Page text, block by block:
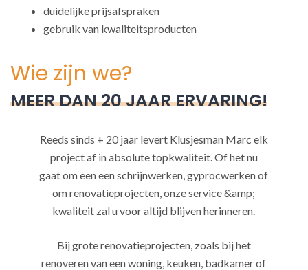
duidelijke prijsafspraken
gebruik van kwaliteitsproducten
Wie zijn we?
MEER DAN 20 JAAR ERVARING!
Reeds sinds + 20 jaar levert Klusjesman Marc elk
project af in absolute topkwaliteit. Of het nu
gaat om een een schrijnwerken, gyprocwerken of
om renovatieprojecten, onze service &amp;
kwaliteit zal u voor altijd blijven herinneren.
Bij grote renovatieprojecten, zoals bij het
renoveren van een woning, keuken, badkamer of